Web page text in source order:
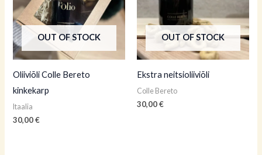
OUT OF STOCK
Oliiviõli Colle Bereto
kinkekarp
Itaalia
30,00€
OUT OF STOCK
Ekstra neitsioliiviõli
Colle Bereto
30,00€